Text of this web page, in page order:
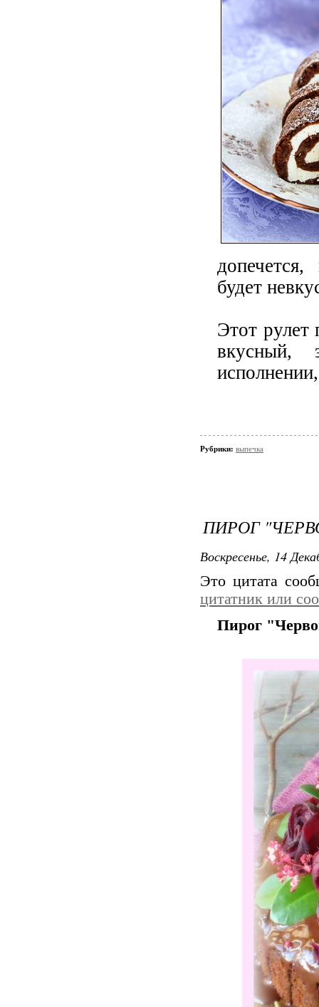
будет
Этот рулет
вкусный,
Рубрики: выпечка
ПИРОГ
Воскресенье, 14
Это цитата
цитатник или
Пирог